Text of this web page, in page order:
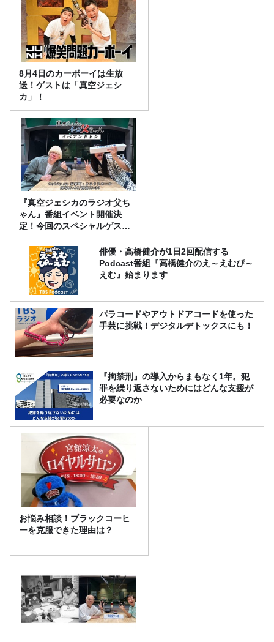
8月4日のカーボーイは生放
送！ゲストは「真空ジェシ
カ」！
『真空ジェシカのラジオ父ち
ゃん』番組イベント開催決
定！今回のスペシャルゲスト
は、タカアンドトシ！
俳優・高橋健介が1日2回配信する
Podcast番組『高橋健介のえ～えむぴ～
えむ』始まります
パラコードやアウトドアコードを使った
手芸に挑戦！デジタルデトックスにも！
『拘禁刑』の導入からまもなく1年。犯
罪を繰り返さないためにはどんな支援が
必要なのか
お悩み相談！ブラックコーヒ
ーを克服できた理由は？